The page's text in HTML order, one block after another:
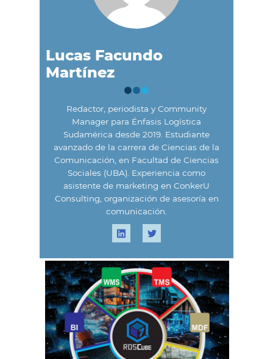
Lucas Facundo
Martínez
Redactor, periodista y Community
Manager para Énfasis Logística
Sudamérica desde 2019. Estudiante
avanzado de la carrera de Ciencias de la
Comunicación, en Facultad de Ciencias
Sociales (UBA). Experiencia como
asistente de marketing en ConkerU
Consulting, organización de asesoría en
comunicación.